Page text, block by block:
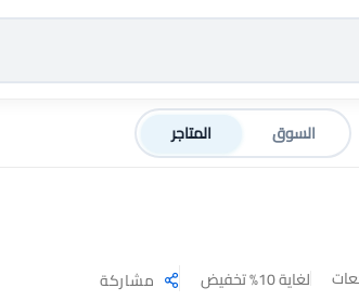
السوق المتاجر
لغاية 10% تخفيض مشاركة